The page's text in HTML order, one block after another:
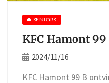
SENIORS
KFC Hamont
2024/11/16
KFC Hamont 99 B